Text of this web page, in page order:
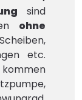
sind
ohne
etc.